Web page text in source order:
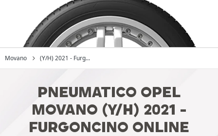
Movano (Y/H) 2021 - Furg...
PNEUMATICO OPEL
MOVANO (Y/H) 2021 -
FURGONCINO ONLINE